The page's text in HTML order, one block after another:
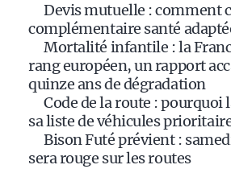
Devis mutuelle : comment
complémentaire santé
Mortalité infantile : la
rang européen, un rapport
quinze ans de dégradation
Code de la route : pourquoi
sa liste de véhicules
Bison Futé prévient :
sera rouge sur les routes